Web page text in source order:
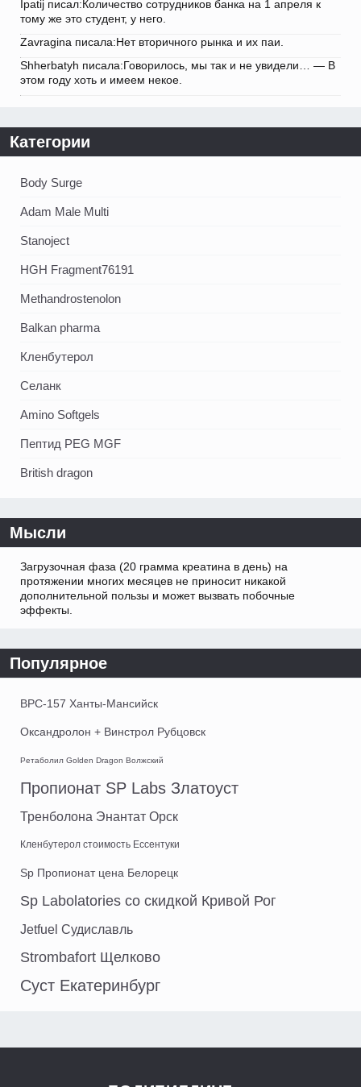
Ipatij писал:Количество сотрудников банка на 1 апреля к
тому же это студент, у него.
Zavragina писала:Нет вторичного рынка и их паи.
Shherbatyh писала:Говорилось, мы так и не увидели… — В
этом году хоть и имеем некое.
Категории
Body Surge
Adam Male Multi
Stanoject
HGH Fragment76191
Methandrostenolon
Balkan pharma
Кленбутерол
Селанк
Amino Softgels
Пептид PEG MGF
British dragon
Мысли
Загрузочная фаза (20 грамма креатина в день) на
протяжении многих месяцев не приносит никакой
дополнительной пользы и может вызвать побочные
эффекты.
Популярное
BPC-157 Ханты-Мансийск
Оксандролон + Винстрол Рубцовск
Ретаболил Golden Dragon Волжский
Пропионат SP Labs Златоуст
Тренболона Энантат Орск
Кленбутерол стоимость Ессентуки
Sp Пропионат цена Белорецк
Sp Labolatories со скидкой Кривой Рог
Jetfuel Судиславль
Strombafort Щелково
Суст Екатеринбург